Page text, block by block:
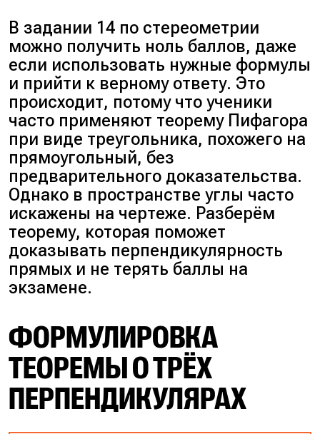
В задании 14 по стереометрии
можно получить ноль баллов, даже
если использовать нужные формулы
и прийти к верному ответу. Это
происходит, потому что ученики
часто применяют теорему Пифагора
при виде треугольника, похожего на
прямоугольный, без
предварительного доказательства.
Однако в пространстве углы часто
искажены на чертеже. Разберём
теорему, которая поможет
доказывать перпендикулярность
прямых и не терять баллы на
экзамене.
ФОРМУЛИРОВКА
ТЕОРЕМЫ О ТРЁХ
ПЕРПЕНДИКУЛЯРАХ